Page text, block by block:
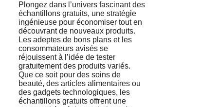
Plongez dans l’univers fascinant des
échantillons gratuits, une stratégie
ingénieuse pour économiser tout en
découvrant de nouveaux produits.
Les adeptes de bons plans et les
consommateurs avisés se
réjouissent à l’idée de tester
gratuitement des produits variés.
Que ce soit pour des soins de
beauté, des articles alimentaires ou
des gadgets technologiques, les
échantillons gratuits offrent une